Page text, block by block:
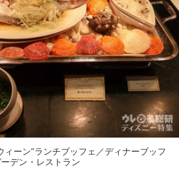
ィーン”ランチブッフェ／ディナーブッフ
デン・レストラン